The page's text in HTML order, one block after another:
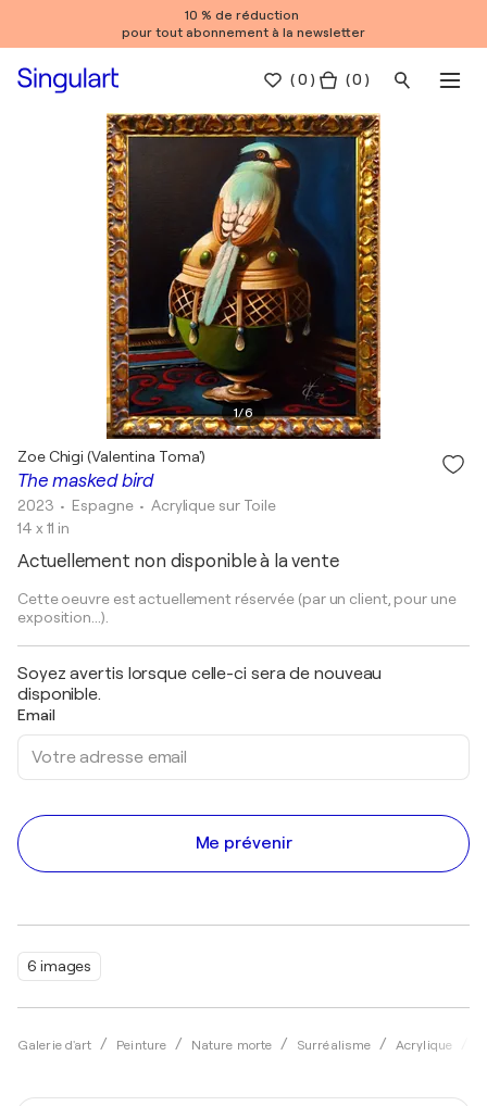
10 % de réduction
pour tout abonnement à la newsletter
(0 ) ( 0 )
1/6
6 images
Galerie d'art Peinture Nature morte Surréalisme Acrylique
The masked bird
Zoe Chigi (Valentina Toma')
2023 • Espagne • Acrylique sur Toile
14 x 11 in
Actuellement non disponible à la vente
Cette oeuvre est actuellement réservée (par un client, pour une
exposition...).
Soyez avertis lorsque celle-ci sera de nouveau
disponible.
Email
Me prévenir